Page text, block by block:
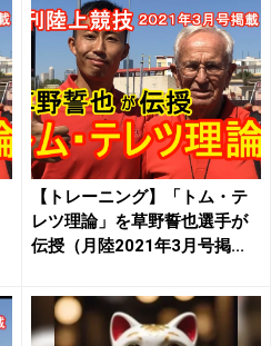
【トレーニング】「トム・テ
レツ理論」を草野誓也選手が
伝授（月陸2021年3月号掲...